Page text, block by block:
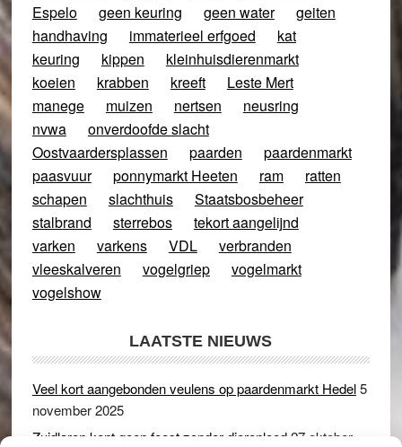
Espelo
geen keuring geen water
geiten
handhaving
immaterieel erfgoed
kat
keuring
kippen
kleinhuisdierenmarkt
koeien
krabben kreeft
Leste Mert
manege
muizen nertsen
neusring
nvwa
onverdoofde slacht
Oostvaardersplassen
paarden
paardenmarkt
paasvuur
ponnymarkt Heeten ram
ratten
schapen
slachthuis
Staatsbosbeheer
stalbrand
sterrebos
tekort aangelijnd
varken
varkens VDL
verbranden
vleeskalveren
vogelgriep
vogelmarkt
vogelshow
LAATSTE NIEUWS
Veel kort aangebonden veulens op paardenmarkt Hedel5
november 2025
Zuidlaren kent geen feest zonder dierenleed27 oktober